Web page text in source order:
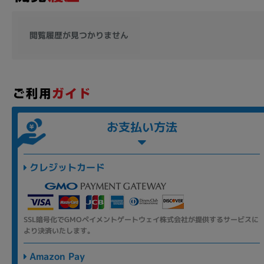
閲覧履歴が見つかりません
お支払い方法
クレジットカード
SSL暗号化でGMOペイメントゲートウェイ株式会社が提供するサービスに
より決済いたします。
Amazon Pay